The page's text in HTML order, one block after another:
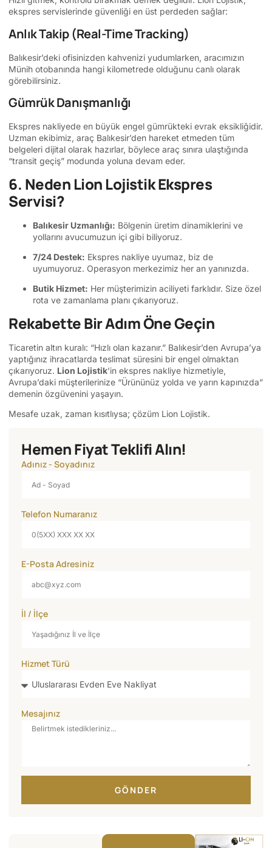
ekspres servislerinde güvenliği en üst perdeden sağlar:
Anlık Takip (Real-Time Tracking)
Balıkesir’deki ofisinizden kahvenizi yudumlarken, aracımızın
Münih otobanında hangi kilometrede olduğunu canlı olarak
görebilirsiniz.
Gümrük Danışmanlığı
Ekspres nakliyede en büyük engel gümrükteki evrak eksikliğidir.
Uzman ekibimiz, araç Balıkesir’den hareket etmeden tüm
belgeleri dijital olarak hazırlar, böylece araç sınıra ulaştığında
“transit geçiş” modunda yoluna devam eder.
6. Neden Lion Lojistik Ekspres
Servisi?
Balıkesir Uzmanlığı: Bölgenin üretim dinamiklerini ve
yollarını avucumuzun içi gibi biliyoruz.
7/24 Destek: Ekspres nakliye uyumaz, biz de
uyumuyoruz. Operasyon merkezimiz her an yanınızda.
Butik Hizmet: Her müşterimizin aciliyeti farklıdır. Size özel
rota ve zamanlama planı çıkarıyoruz.
Rekabette Bir Adım Öne Geçin
Ticaretin altın kuralı: “Hızlı olan kazanır.” Balıkesir’den Avrupa’ya
yaptığınız ihracatlarda teslimat süresini bir engel olmaktan
çıkarıyoruz. Lion Lojistik’in ekspres nakliye hizmetiyle,
Avrupa’daki müşterilerinize “Ürününüz yolda ve yarın kapınızda”
demenin özgüvenini yaşayın.
Mesafe uzak, zaman kısıtlıysa; çözüm Lion Lojistik.
Hemen Fiyat Teklifi Alın!
Adınız - Soyadınız
Telefon Numaranız
E-Posta Adresiniz
İl / İlçe
Hizmet Türü
Mesajınız
GÖNDER